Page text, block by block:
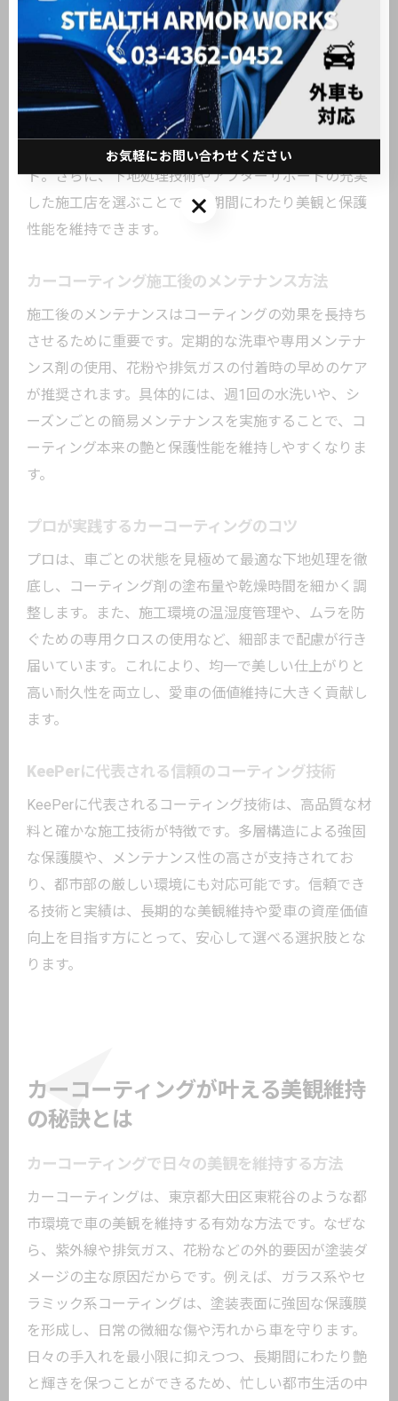
艶と耐久性を高めるカーコーティング選択法
艶や耐久性を重視するなら、車の使用状況や保管環境
に合わせたコーティング剤の選定が不可欠です。ガラ
ス系やセラミック系など、被膜の特性を理解し、都市
部特有の外的要因にも強いタイプを選ぶことがポイン
ト。さらに、下地処理技術やアフターサポートの充実
した施工店を選ぶことで、長期間にわたり美観と保護
性能を維持できます。
カーコーティング施工後のメンテナンス方法
施工後のメンテナンスはコーティングの効果を長持ち
させるために重要です。定期的な洗車や専用メンテナ
ンス剤の使用、花粉や排気ガスの付着時の早めのケア
が推奨されます。具体的には、週1回の水洗いや、シ
ーズンごとの簡易メンテナンスを実施することで、コ
ーティング本来の艶と保護性能を維持しやすくなりま
す。
プロが実践するカーコーティングのコツ
プロは、車ごとの状態を見極めて最適な下地処理を徹
底し、コーティング剤の塗布量や乾燥時間を細かく調
整します。また、施工環境の温湿度管理や、ムラを防
ぐための専用クロスの使用など、細部まで配慮が行き
届いています。これにより、均一で美しい仕上がりと
高い耐久性を両立し、愛車の価値維持に大きく貢献し
ます。
KeePerに代表される信頼のコーティング技術
KeePerに代表されるコーティング技術は、高品質な材
料と確かな施工技術が特徴です。多層構造による強固
な保護膜や、メンテナンス性の高さが支持されてお
り、都市部の厳しい環境にも対応可能です。信頼でき
る技術と実績は、長期的な美観維持や愛車の資産価値
向上を目指す方にとって、安心して選べる選択肢とな
ります。
カーコーティングが叶える美観維持
の秘訣とは
カーコーティングで日々の美観を維持する方法
カーコーティングは、東京都大田区東糀谷のような都
市環境で車の美観を維持する有効な方法です。なぜな
ら、紫外線や排気ガス、花粉などの外的要因が塗装ダ
メージの主な原因だからです。例えば、ガラス系やセ
ラミック系コーティングは、塗装表面に強固な保護膜
を形成し、日常の微細な傷や汚れから車を守ります。
日々の手入れを最小限に抑えつつ、長期間にわたり艶
と輝きを保つことができるため、忙しい都市生活の中
お気軽にお問い合わせください
お気軽にお問い合わせください